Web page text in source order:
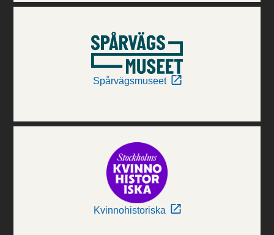
Spårvägsmuseet
Kvinnohistoriska